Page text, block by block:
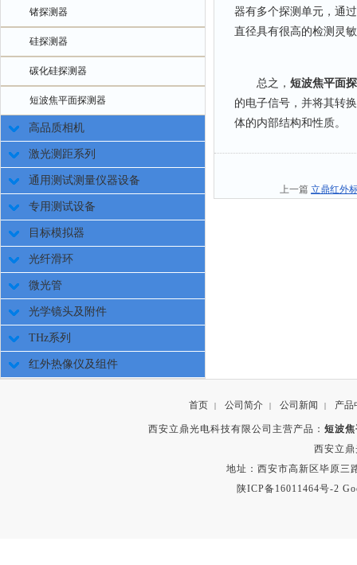
锗探测器
硅探测器
碳化硅探测器
短波焦平面探测器
高品质相机
激光测距系列
通用测试测量仪器设备
专用测试设备
目标模拟器
光纤滑环
微光管
光学镜头及附件
THz系列
红外热像仪及组件
器有多个探测单元，通
直径具有很高的检测灵
总之， 短波焦平面
的电子信号，并将其转
体的内部结构和性质。
上一篇 立鼎红外
首页 | 公司简介 | 公司新闻 | 产品
西安立鼎光电科技有限公司主营产品： 短波
西安立
地址：西安市高新区毕原三
陕ICP备16011464号-2